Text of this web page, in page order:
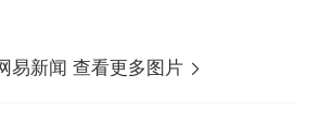
易新闻 查看更多图片